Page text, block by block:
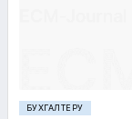
БУХГАЛТЕРУ